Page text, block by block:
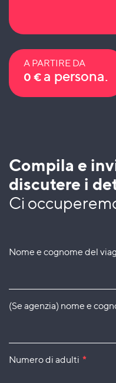
A PARTIRE DA
0 € a persona.
Compila e
discutere i
Ci
Nome e cognome del
(Se agenzia) nome e
Numero di adulti *